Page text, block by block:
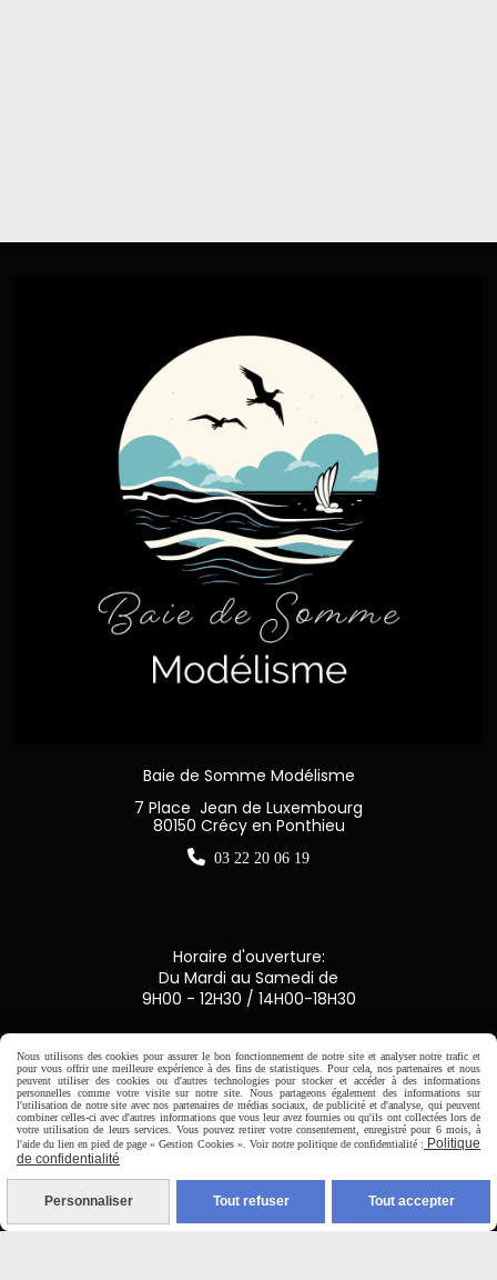
Baie de Somme Modélisme
7 Place Jean de Luxembourg
80150 Crécy en Ponthieu
 03 22 20 06 19
Horaire d'ouverture:
Du Mardi au Samedi de
9H00 - 12H30 / 14H00-18H30

Paiement sécurisé
CB Crédit Agricole
Nous utilisons des cookies pour assurer le bon fonctionnement de notre site et analyser notre trafic et
pour vous offrir une meilleure expérience à des fins de statistiques. Pour cela, nos partenaires et nous
peuvent utiliser des cookies ou d'autres technologies pour stocker et accéder à des informations
personnelles comme votre visite sur notre site. Nous partageons également des informations sur
l'utilisation de notre site avec nos partenaires de médias sociaux, de publicité et d'analyse, qui peuvent
combiner celles-ci avec d'autres informations que vous leur avez fournies ou qu'ils ont collectées lors de
votre utilisation de leurs services. Vous pouvez retirer votre consentement, enregistré pour 6 mois, à
l'aide du lien en pied de page « Gestion Cookies ». Voir notre politique de confidentialité : Politique
de confidentialité
Personnaliser Tout refuser Tout accepter